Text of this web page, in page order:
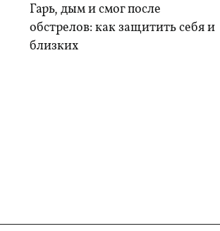
Гарь, дым и смог после
обстрелов: как защитить себя и
близких